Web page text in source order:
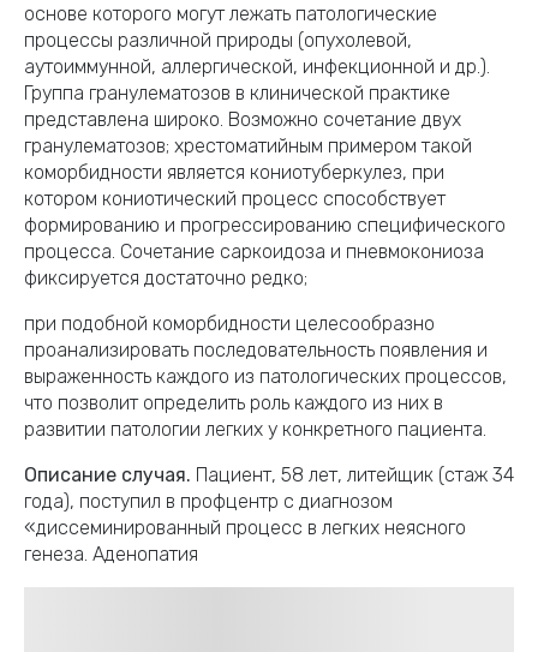
основе которого могут лежать патологические
процессы различной природы (опухолевой,
аутоиммунной, аллергической, инфекционной и др.).
Группа гранулематозов в клинической практике
представлена широко. Возможно сочетание двух
гранулематозов; хрестоматийным примером такой
коморбидности является кониотуберкулез, при
котором кониотический процесс способствует
формированию и прогрессированию специфического
процесса. Сочетание саркоидоза и пневмокониоза
фиксируется достаточно редко;
при подобной коморбидности целесообразно
проанализировать последовательность появления и
выраженность каждого из патологических процессов,
что позволит определить роль каждого из них в
развитии патологии легких у конкретного пациента.
Описание случая. Пациент, 58 лет, литейщик (стаж 34
года), поступил в профцентр с диагнозом
«диссеминированный процесс в легких неясного
генеза. Аденопатия